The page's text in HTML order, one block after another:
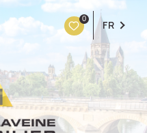
0 FR